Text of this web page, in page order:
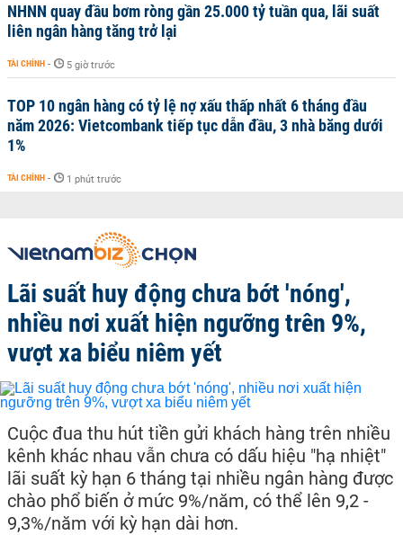
NHNN quay đầu bơm ròng gần 25.000 tỷ tuần qua, lãi suất
liên ngân hàng tăng trở lại
TÀI CHÍNH - 5 giờ trước
TOP 10 ngân hàng có tỷ lệ nợ xấu thấp nhất 6 tháng đầu
năm 2026: Vietcombank tiếp tục dẫn đầu, 3 nhà băng dưới
1%
TÀI CHÍNH - 1 phút trước
Lãi suất huy động chưa bớt 'nóng',
nhiều nơi xuất hiện ngưỡng trên 9%,
vượt xa biểu niêm yết
Cuộc đua thu hút tiền gửi khách hàng trên nhiều
kênh khác nhau vẫn chưa có dấu hiệu "hạ nhiệt"
lãi suất kỳ hạn 6 tháng tại nhiều ngân hàng được
chào phổ biến ở mức 9%/năm, có thể lên 9,2 -
9,3%/năm với kỳ hạn dài hơn.